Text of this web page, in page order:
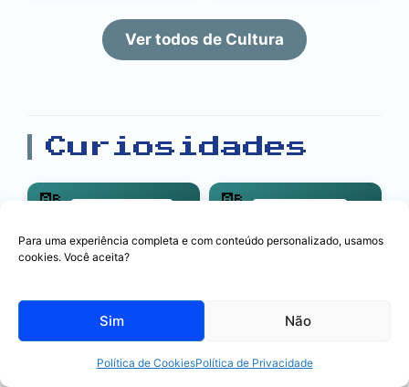
Para uma experiência completa e com conteúdo personalizado, usamos
cookies. Você aceita?
Sim Não
Política de CookiesPolítica de Privacidade
Ver todos de Cultura
Curiosidades
🔠
Davi: Nasce um Rei —
6 lições de fé, do
pastor menino ao rei
🔠
Copa 2026: Brasil x
Noruega! Prepare-se
Desafio Exclusivo